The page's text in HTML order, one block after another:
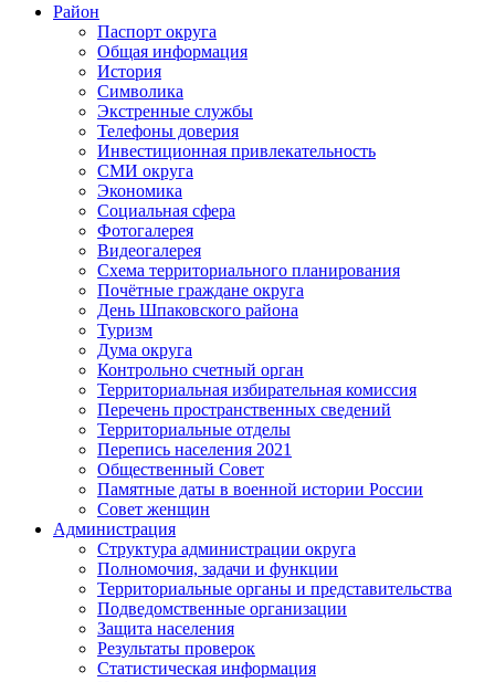
Район
Паспорт округа
Общая информация
История
Символика
Экстренные службы
Телефоны доверия
Инвестиционная привлекательность
СМИ округа
Экономика
Социальная сфера
Фотогалерея
Видеогалерея
Схема территориального планирования
Почётные граждане округа
День Шпаковского района
Туризм
Дума округа
Контрольно счетный орган
Территориальная избирательная комиссия
Перечень пространственных сведений
Территориальные отделы
Перепись населения 2021
Общественный Совет
Памятные даты в военной истории России
Совет женщин
Администрация
Структура администрации округа
Полномочия, задачи и функции
Территориальные органы и представительства
Подведомственные организации
Защита населения
Результаты проверок
Статистическая информация